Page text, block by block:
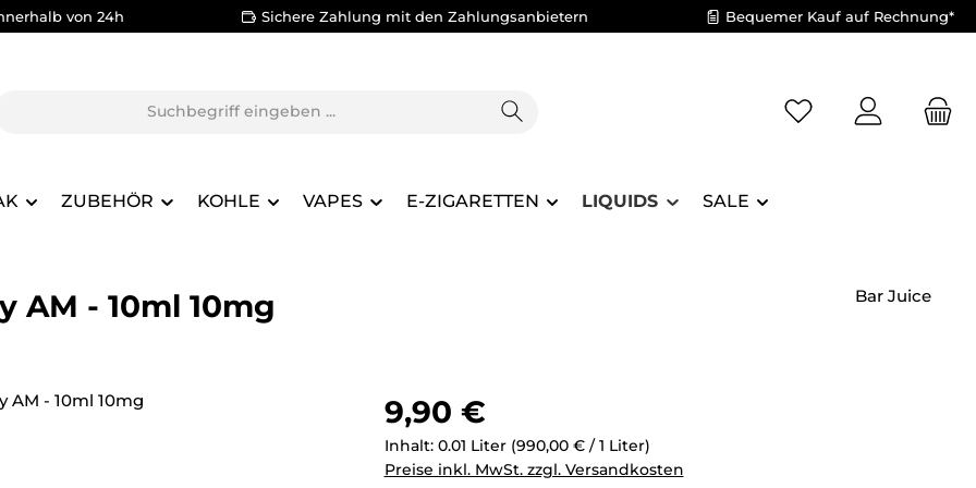
von 24h Sichere Zahlung mit den Zahlungsanbietern Bequemer Kauf auf Rechnung*
Du hast 0
ZUBEHÖR KOHLE VAPES E-ZIGARETTEN LIQUIDS SALE
AM - 10ml 10mg Bar Juice
Regulärer Preis:
9,90 €
Inhalt: 0.01 Liter (990,00 € / 1 Liter)
Preise inkl. MwSt. zzgl. Versandkosten